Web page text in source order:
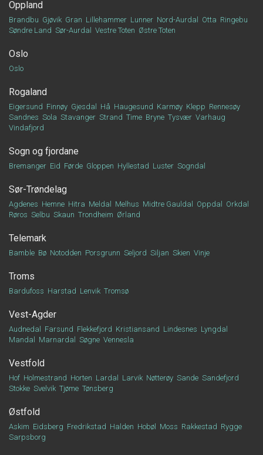
Oppland
Brandbu Gjøvik Gran Lillehammer Lunner Nord-Aurdal Otta Ringebu
Søndre Land Sør-Aurdal Vestre Toten Østre Toten
Oslo
Oslo
Rogaland
Eigersund Finnøy Gjesdal Hå Haugesund Karmøy Klepp Rennesøy
Sandnes Sola Stavanger Strand Time Bryne Tysvær Varhaug
Vindafjord
Sogn og fjordane
Bremanger Eid Førde Gloppen Hyllestad Luster Sogndal
Sør-Trøndelag
Agdenes Hemne Hitra Meldal Melhus Midtre Gauldal Oppdal
Orkdal
Røros Selbu Skaun Trondheim Ørland
Telemark
Bamble Bø Notodden Porsgrunn Seljord Siljan Skien Vinje
Troms
Bardufoss Harstad Lenvik Tromsø
Vest-Agder
Audnedal Farsund Flekkefjord Kristiansand Lindesnes Lyngdal
Mandal
Marnardal Søgne Vennesla
Vestfold
Hof Holmestrand Horten Lardal Larvik Nøtterøy Sande Sandefjord
Stokke Svelvik Tjøme Tønsberg
Østfold
Askim Eidsberg Fredrikstad Halden Hobøl Moss Rakkestad Rygge
Sarpsborg